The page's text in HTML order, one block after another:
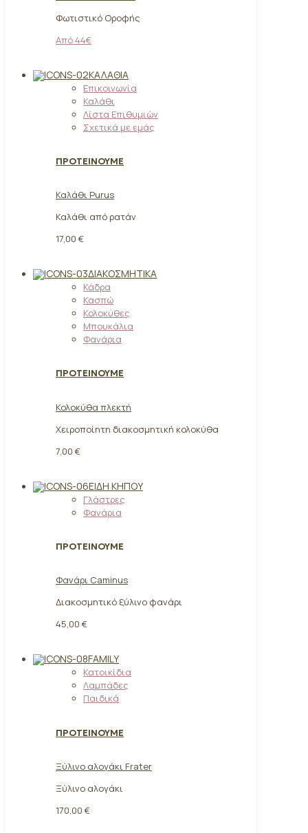
Φωτιστικό Οροφής
Από 44€
ΚΑΛΆΘΙΑ
Επικοινωνία
Καλάθι
Λίστα Επιθυμιών
Σχετικά με εμάς
ΠΡΟΤΕΙΝΟΥΜΕ
Καλάθι Purus
Καλάθι από ρατάν
17,00 €
ΔΙΑΚΟΣΜΗΤΙΚΆ
Κάδρα
Κασπώ
Κολοκύθες
Μπουκάλια
Φανάρια
ΠΡΟΤΕΙΝΟΥΜΕ
Κολοκύθα πλεκτή
Χειροποίητη διακοσμητική κολοκύθα
7,00 €
ΕΊΔΗ ΚΉΠΟΥ
Γλάστρες
Φανάρια
ΠΡΟΤΕΙΝΟΥΜΕ
Φανάρι Caminus
Διακοσμητικό ξύλινο φανάρι
45,00 €
FAMILY
Κατοικίδια
Λαμπάδες
Παιδικά
ΠΡΟΤΕΙΝΟΥΜΕ
Ξύλινο αλογάκι Frater
Ξύλινο αλογάκι
170,00 €